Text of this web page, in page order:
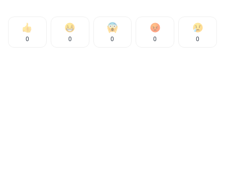
0 0 0 0 0